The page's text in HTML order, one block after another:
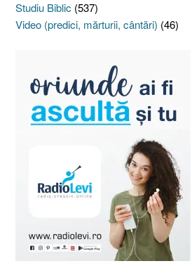
Studiu Biblic (537)
Video (predici, mărturii, cântări) (46)